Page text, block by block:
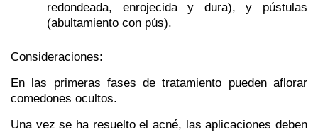
redondeada, enrojecida y dura), y pústulas
(abultamiento con pús).
Consideraciones:
En las primeras fases de tratamiento pueden aflorar
comedones ocultos.
Una vez se ha resuelto el acné, las aplicaciones deben